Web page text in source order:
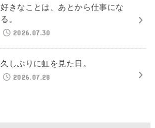
好きなことは、あとから仕事にな
る。
2026.07.30
久しぶりに虹を見た日。
2026.07.28